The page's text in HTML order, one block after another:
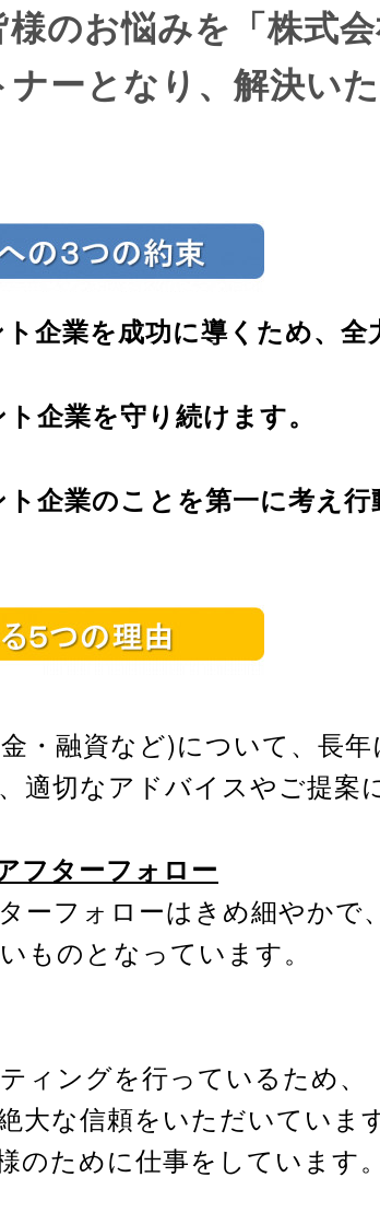
のお悩みを「株式
ーとなり、解決いた
企業を成功に導くため、全
企業を守り続けます。
企業のことを第一に考え行
・融資など)について、長
適切なアドバイスやご提案
フターフォロー
ーフォローはきめ細やかで
ものとなっています。
ィングを行っているため、
大な信頼をいただいています
のために仕事をしています。